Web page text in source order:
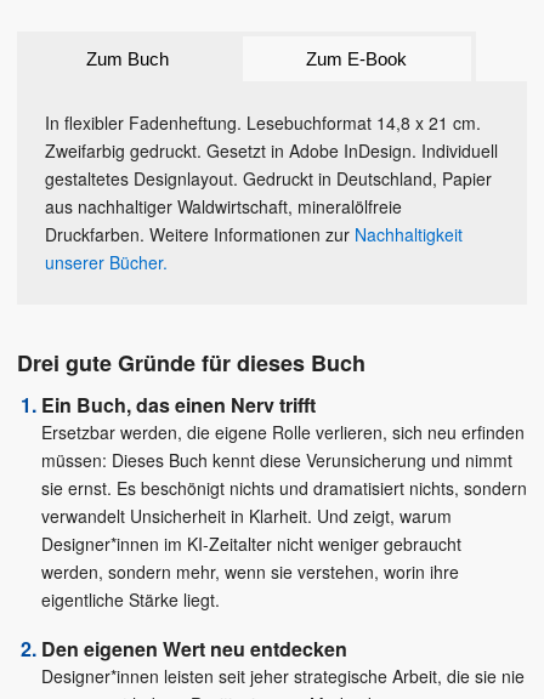
Zum Buch Zum E-Book
In flexibler Fadenheftung. Lesebuchformat 14,8 x 21 cm.
Zweifarbig gedruckt. Gesetzt in Adobe InDesign. Individuell
gestaltetes Designlayout. Gedruckt in Deutschland, Papier
aus nachhaltiger Waldwirtschaft, mineralölfreie
Druckfarben. Weitere Informationen zur Nachhaltigkeit
unserer Bücher.
Drei gute Gründe für dieses Buch
Ein Buch, das einen Nerv trifft
Ersetzbar werden, die eigene Rolle verlieren, sich neu erfinden
müssen: Dieses Buch kennt diese Verunsicherung und nimmt
sie ernst. Es beschönigt nichts und dramatisiert nichts, sondern
verwandelt Unsicherheit in Klarheit. Und zeigt, warum
Designer*innen im KI-Zeitalter nicht weniger gebraucht
werden, sondern mehr, wenn sie verstehen, worin ihre
eigentliche Stärke liegt.
Den eigenen Wert neu entdecken
Designer*innen leisten seit jeher strategische Arbeit, die sie nie